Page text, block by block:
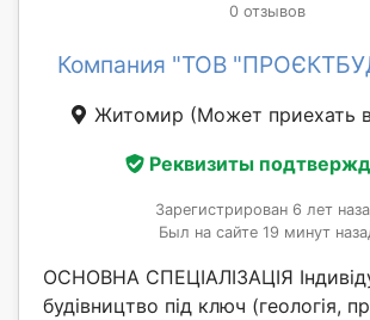
0 отзывов
Компания "ТОВ
Житомир (Может приехать
Реквизиты
Зарегистрирован 6 лет
Был на сайте 19 минут
ОСНОВНА СПЕЦІАЛІЗАЦІЯ
будівництво під ключ (геологія,